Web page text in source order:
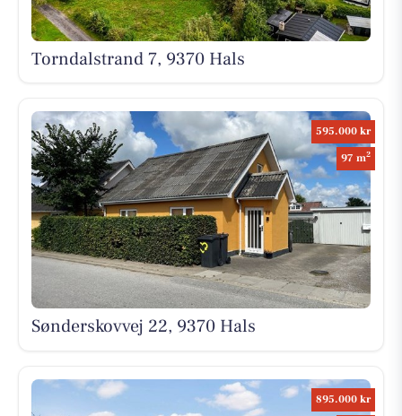
Torndalstrand 7, 9370 Hals
595.000 kr
97 m2
Sønderskovvej 22, 9370 Hals
895.000 kr